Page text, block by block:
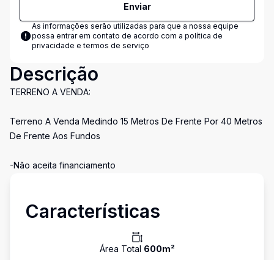
Enviar
As informações serão utilizadas para que a nossa equipe
possa entrar em contato de acordo com a política de
privacidade e termos de serviço
Descrição
TERRENO A VENDA:
Terreno A Venda Medindo 15 Metros De Frente Por 40 Metros
De Frente Aos Fundos
-Não aceita financiamento
Características
Área Total 600m²